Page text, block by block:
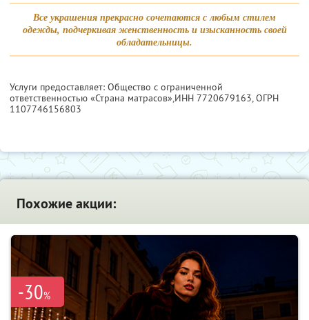
Все украшения прекрасно сочетаются с любым стилем
одежды, подчеркивая женственность и изысканность своей
обладательницы.
Услуги предоставляет: Общество с ограниченной
ответственностью «Страна матрасов»,ИНН 7720679163, ОГРН
1107746156803
Похожие акции:
-30%